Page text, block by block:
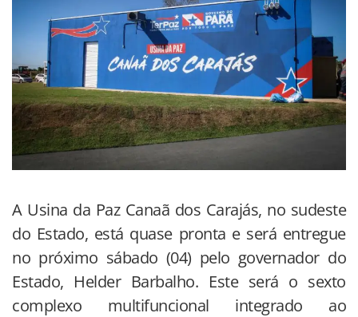
A Usina da Paz Canaã dos Carajás, no sudeste
do Estado, está quase pronta e será entregue
no próximo sábado (04) pelo governador do
Estado, Helder Barbalho. Este será o sexto
complexo multifuncional integrado ao